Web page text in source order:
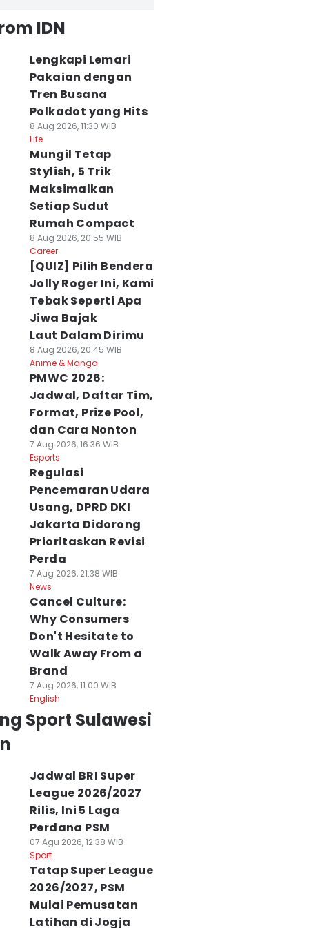
IDN
Lengkapi Lemari
Pakaian dengan
Tren Busana
Polkadot yang Hits
8 Aug 2026, 11:30 WIB
Life
Mungil Tetap
Stylish, 5 Trik
Maksimalkan
Setiap Sudut
Rumah Compact
8 Aug 2026, 20:55 WIB
Career
[QUIZ] Pilih Bendera
Jolly Roger Ini, Kami
Tebak Seperti Apa
Jiwa Bajak
Laut Dalam Dirimu
8 Aug 2026, 20:45 WIB
Anime & Manga
PMWC 2026:
Jadwal, Daftar Tim,
Format, Prize Pool,
dan Cara Nonton
7 Aug 2026, 16:36 WIB
Esports
Regulasi
Pencemaran Udara
Usang, DPRD DKI
Jakarta Didorong
Prioritaskan Revisi
Perda
7 Aug 2026, 21:38 WIB
News
Cancel Culture:
Why Consumers
Don't Hesitate to
Walk Away From a
Brand
7 Aug 2026, 11:00 WIB
English
Sport Sulawesi
Jadwal BRI Super
League 2026/2027
Rilis, Ini 5 Laga
Perdana PSM
07 Agu 2026, 12:38 WIB
Sport
Tatap Super League
2026/2027, PSM
Mulai Pemusatan
Latihan di Jogja